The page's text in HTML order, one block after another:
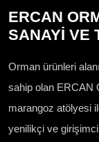
ERCAN
SANAYİ VE
Orman ürünleri
sahip olan ERCAN
marangoz atölyesi
yenilikçi ve